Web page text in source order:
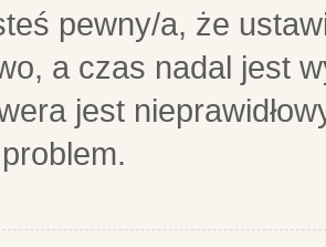
pewny/a, że
a czas nadal jest
jest